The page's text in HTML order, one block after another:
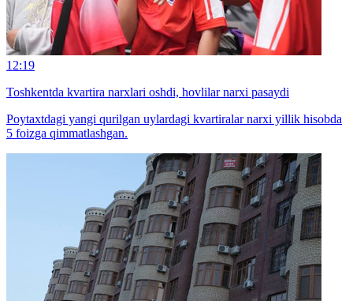
12:19
Toshkentda kvartira narxlari oshdi, hovlilar narxi pasaydi
Poytaxtdagi yangi qurilgan uylardagi kvartiralar narxi yillik hisobda
5 foizga qimmatlashgan.